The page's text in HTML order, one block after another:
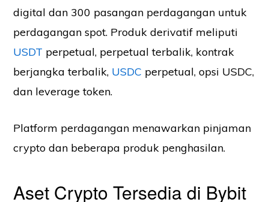
digital dan 300 pasangan perdagangan untuk
perdagangan spot. Produk derivatif meliputi
USDT perpetual, perpetual terbalik, kontrak
berjangka terbalik, USDC perpetual, opsi USDC,
dan leverage token.
Platform perdagangan menawarkan pinjaman
crypto dan beberapa produk penghasilan.
Aset Crypto Tersedia di Bybit